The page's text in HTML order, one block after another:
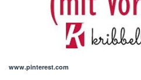
www.pinterest.com